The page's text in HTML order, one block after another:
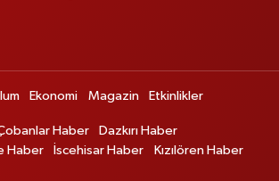
Ekonomi Magazin Etkinlikler
Haber
Dazkırı Haber
Haber İscehisar Haber
Kızılören Haber